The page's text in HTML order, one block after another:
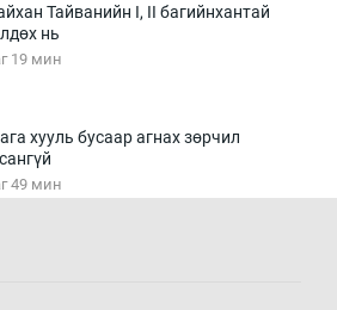
Тайванийн I, II багийнхантай
нь
19 мин
хууль бусаар агнах зөрчил
49 мин